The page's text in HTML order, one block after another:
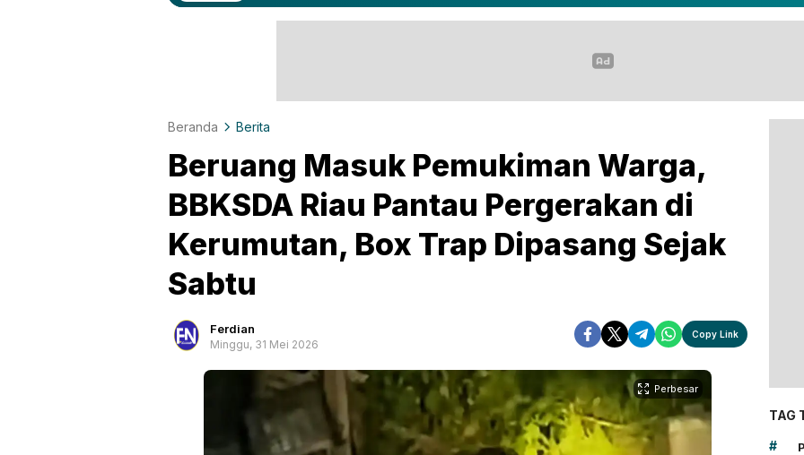
Beranda Berita
Beruang Masuk Pemukiman Warga,
BBKSDA Riau Pantau Pergerakan di
Kerumutan, Box Trap Dipasang Sejak
Sabtu
Ferdian
Minggu, 31 Mei 2026
Copy Link
Perbesar
TAG
#